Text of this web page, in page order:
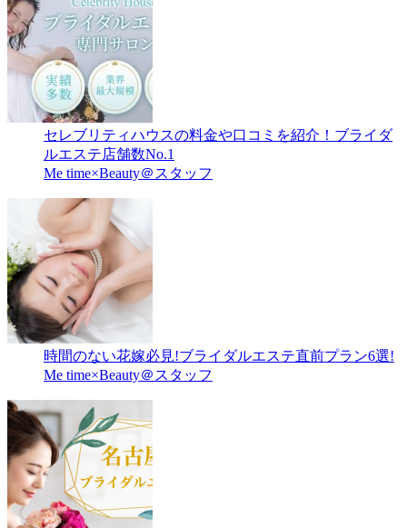
セレブリティハウスの料金や口コミを紹介！ブライダ
ルエステ店舗数No.1
Me time×Beauty＠スタッフ
時間のない花嫁必見!ブライダルエステ直前プラン6選!
Me time×Beauty＠スタッフ